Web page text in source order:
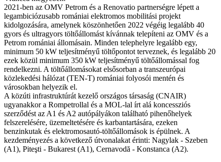
2021-ben az OMV Petrom és a Renovatio partnerségre lépett a
legambiciózusabb romániai elektromos mobilitási projekt
kidolgozására, amelynek köszönhetően 2022 végéig legalább 40
gyors és ultragyors töltőállomást kívánnak telepíteni az OMV és a
Petrom romániai állomásain. Minden telephelyre legalább egy,
minimum 50 kW teljesítményű töltőpontot terveznek, és legalább 20
ezek közül minimum 350 kW teljesítményű töltőállomással fog
rendelkezni. A töltőállomásokat elsősorban a transzeurópai
közlekedési hálózat (TEN-T) romániai folyosói mentén és
városokban helyezik el.
A közúti infrastruktúrát kezelő országos társaság (CNAIR)
ugyanakkor a Rompetrollal és a MOL-lal írt alá koncessziós
szerződést az A1 és A2 autópályákon található pihenőhelyek
felszerelésére, üzemeltetésére és karbantartására, ezeken
benzinkutak és elektromosautó-töltőállomások is épülnek. A
kezdeményezés a következő útvonalakat érinti: Nagylak - Szeben
(A1), Piteşti - Bukarest (A1), Cernavodă - Konstanca (A2).